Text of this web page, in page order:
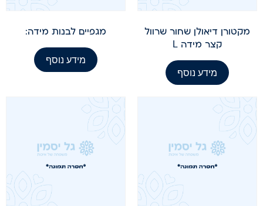
מקטורן דיאולן שחור שרוול
קצר מידה L
מידע נוסף
מגפיים לבנות מידה:
מידע נוסף